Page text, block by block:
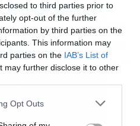
to third parties prior to
opt-out of the further
by third parties on the
This information may
parties on the IAB’s List of
may further disclose it to other
Opt Outs
του εργαζόμενου
η υπουργός επισήμανε
εργαζόμενος,
10.000 ευρώ. Παρότρυνε
αριθμό 1555.